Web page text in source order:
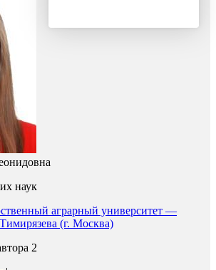
наук
аграрный университет —
(г. Москва)
2